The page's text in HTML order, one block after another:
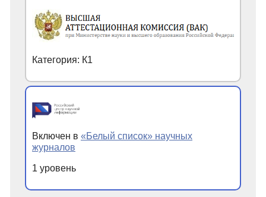
Категория: К1
Включен в «Белый список» научных
журналов
1 уровень